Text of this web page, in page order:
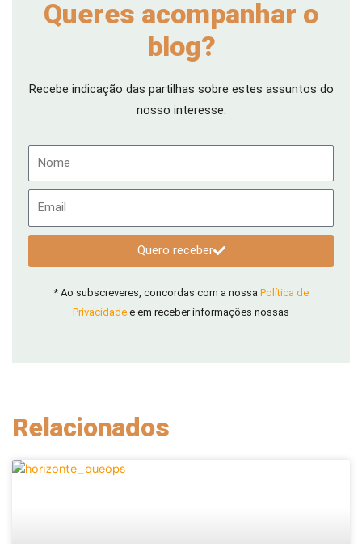
Queres acompanhar o
blog?
Recebe indicação das partilhas sobre estes assuntos do
nosso interesse.
Quero receber
* Ao subscreveres, concordas com a nossa Política de
Privacidade e em receber informações nossas
Relacionados